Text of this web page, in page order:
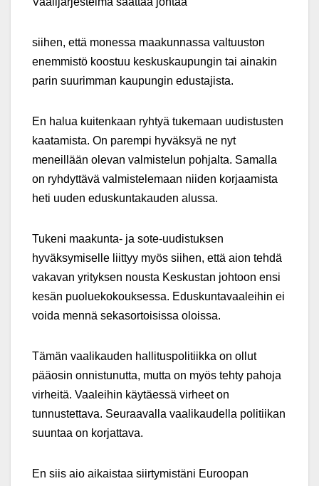
siihen, että monessa maakunnassa valtuuston
enemmistö koostuu keskuskaupungin tai ainakin
parin suurimman kaupungin edustajista.
En halua kuitenkaan ryhtyä tukemaan uudistusten
kaatamista. On parempi hyväksyä ne nyt
meneillään olevan valmistelun pohjalta. Samalla
on ryhdyttävä valmistelemaan niiden korjaamista
heti uuden eduskuntakauden alussa.
Tukeni maakunta- ja sote-uudistuksen
hyväksymiselle liittyy myös siihen, että aion tehdä
vakavan yrityksen nousta Keskustan johtoon ensi
kesän puoluekokouksessa. Eduskuntavaaleihin ei
voida mennä sekasortoisissa oloissa.
Tämän vaalikauden hallituspolitiikka on ollut
pääosin onnistunutta, mutta on myös tehty pahoja
virheitä. Vaaleihin käytäessä virheet on
tunnustettava. Seuraavalla vaalikaudella politiikan
suuntaa on korjattava.
En siis aio aikaistaa siirtymistäni Euroopan